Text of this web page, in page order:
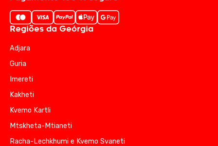
Regiões da Geórgia
Adjara
Guria
Imereti
Kakheti
Kvemo Kartli
Mtskheta-Mtianeti
Racha-Lechkhumi e Kvemo Svaneti